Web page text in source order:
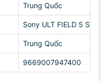
Trung Quốc
Sony ULT FIELD 5
Trung Quốc
9669007947400